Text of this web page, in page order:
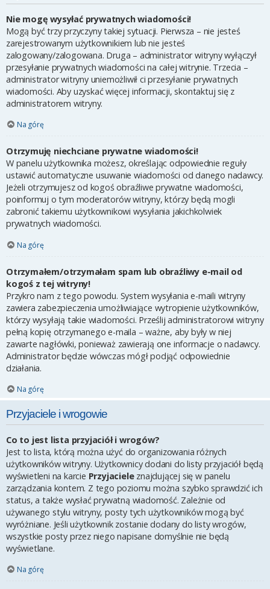
Nie mogę wysyłać prywatnych wiadomości!
Mogą być trzy przyczyny takiej sytuacji. Pierwsza – nie jesteś
zarejestrowanym użytkownikiem lub nie jesteś
zalogowany/zalogowana. Druga – administrator witryny wyłączył
przesyłanie prywatnych wiadomości na całej witrynie. Trzecia –
administrator witryny uniemożliwił ci przesyłanie prywatnych
wiadomości. Aby uzyskać więcej informacji, skontaktuj się z
administratorem witryny.
Na górę
Otrzymuję niechciane prywatne wiadomości!
W panelu użytkownika możesz, określając odpowiednie reguły
ustawić automatyczne usuwanie wiadomości od danego nadawcy.
Jeżeli otrzymujesz od kogoś obraźliwe prywatne wiadomości,
poinformuj o tym moderatorów witryny, którzy będą mogli
zabronić takiemu użytkownikowi wysyłania jakichkolwiek
prywatnych wiadomości.
Na górę
Otrzymałem/otrzymałam spam lub obraźliwy e-mail od
kogoś z tej witryny!
Przykro nam z tego powodu. System wysyłania e-maili witryny
zawiera zabezpieczenia umożliwiające wytropienie użytkowników,
którzy wysyłają takie wiadomości. Prześlij administratorowi witryny
pełną kopię otrzymanego e-maila – ważne, aby były w niej
zawarte nagłówki, ponieważ zawierają one informacje o nadawcy.
Administrator będzie wówczas mógł podjąć odpowiednie
działania.
Na górę
Przyjaciele i wrogowie
Co to jest lista przyjaciół i wrogów?
Jest to lista, którą można użyć do organizowania różnych
użytkowników witryny. Użytkownicy dodani do listy przyjaciół będą
wyświetleni na karcie Przyjacieleznajdującej się w panelu
zarządzania kontem. Z tego poziomu można szybko sprawdzić ich
status, a także wysłać prywatną wiadomość. Zależnie od
używanego stylu witryny, posty tych użytkowników mogą być
wyróżniane. Jeśli użytkownik zostanie dodany do listy wrogów,
wszystkie posty przez niego napisane domyślnie nie będą
wyświetlane.
Na górę